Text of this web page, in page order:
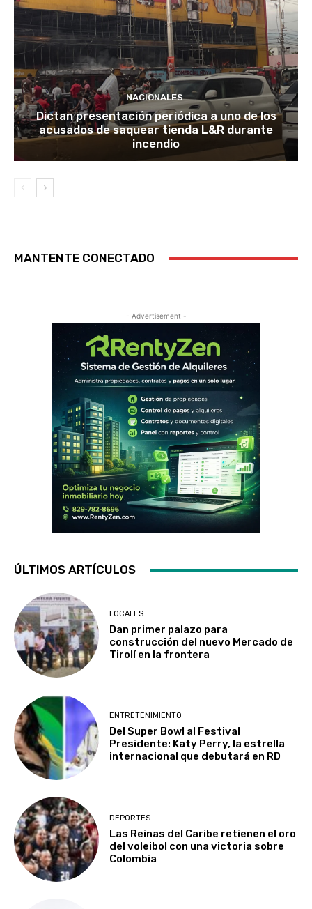
NACIONALES
Dictan presentación periódica a uno de los
acusados de saquear tienda L&R durante
incendio
MANTENTE CONECTADO
- Advertisement -
ÚLTIMOS ARTÍCULOS
LOCALES
Dan primer palazo para
construcción del nuevo Mercado de
Tirolí en la frontera
ENTRETENIMIENTO
Del Super Bowl al Festival
Presidente: Katy Perry, la estrella
internacional que debutará en RD
DEPORTES
Las Reinas del Caribe retienen el oro
del voleibol con una victoria sobre
Colombia